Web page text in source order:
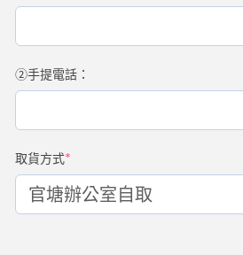
②手提電話：
取貨方式*